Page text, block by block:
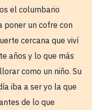
el columbario
poner un cofre con
cercana que viví
años y lo que más
como un niño. Su
iba a ser yo la que
de lo que